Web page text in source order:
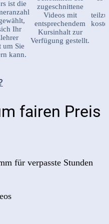
ist die
Ihr
um Sie
kann.
zugeschnittene
Videos mit
entsprechendem
Kursinhalt zur
Verfügung gestellt.
fairen Preis
für verpasste Stunden